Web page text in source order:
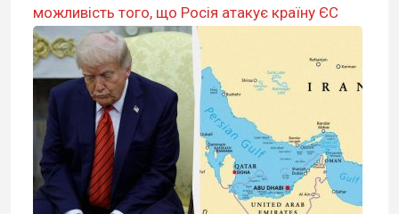
можливість того, що Росія атакує країну ЄС